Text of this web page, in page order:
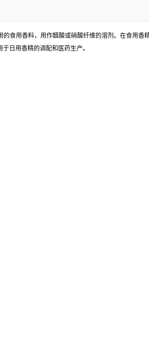
用香料，用作醋酸或硝酸纤维的溶剂。在食用香
日用香精的调配和医药生产。